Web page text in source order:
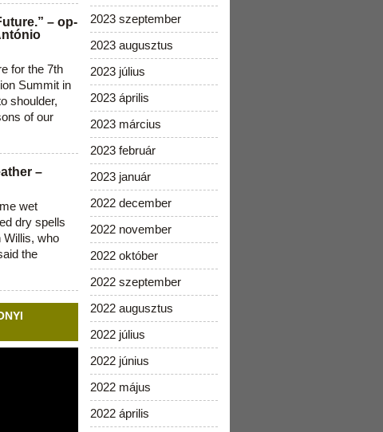
– op-
for the 7th
Summit in
shoulder,
of our
–
wet
dry spells
Willis, who
the
2023 szeptember
2023 augusztus
2023 július
2023 április
2023 március
2023 február
2023 január
2022 december
2022 november
2022 október
2022 szeptember
2022 augusztus
2022 július
2022 június
2022 május
2022 április